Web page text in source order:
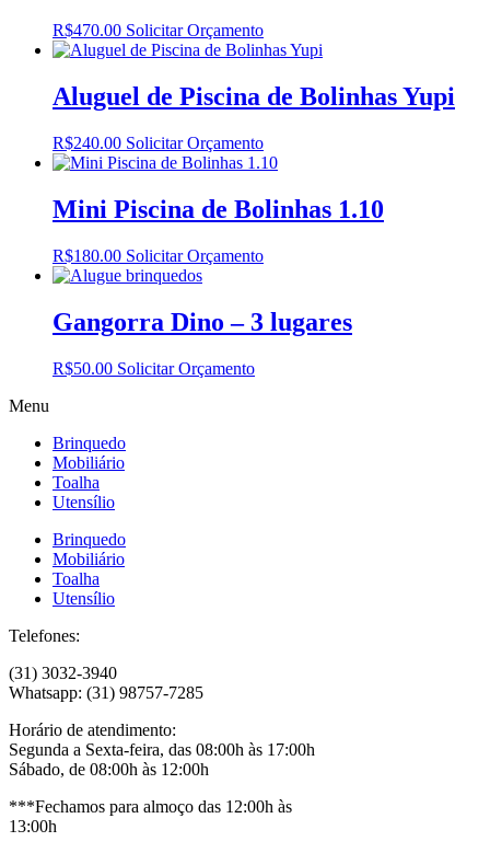
R$470.00 Solicitar Orçamento
Aluguel de Piscina de Bolinhas Yupi
R$240.00 Solicitar Orçamento
Mini Piscina de Bolinhas 1.10
R$180.00 Solicitar Orçamento
Gangorra Dino – 3 lugares
R$50.00 Solicitar Orçamento
Menu
Brinquedo
Mobiliário
Toalha
Utensílio
Brinquedo
Mobiliário
Toalha
Utensílio
Telefones:
(31) 3032-3940
Whatsapp: (31) 98757-7285
Horário de atendimento:
Segunda a Sexta-feira, das 08:00h às 17:00h
Sábado, de 08:00h às 12:00h
***Fechamos para almoço das 12:00h às
13:00h